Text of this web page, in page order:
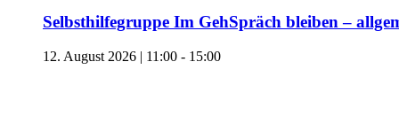
Selbsthilfegruppe Im GehSpräch bleiben –
12. August 2026 | 11:00 - 15:00